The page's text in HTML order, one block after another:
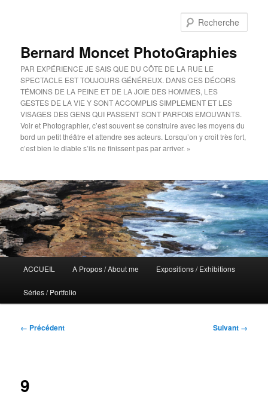
Bernard Moncet PhotoGraphies
PAR EXPÉRIENCE JE SAIS QUE DU CÔTE DE LA RUE LE
SPECTACLE EST TOUJOURS GÉNÉREUX. DANS CES DÉCORS
TÉMOINS DE LA PEINE ET DE LA JOIE DES HOMMES, LES
GESTES DE LA VIE Y SONT ACCOMPLIS SIMPLEMENT ET LES
VISAGES DES GENS QUI PASSENT SONT PARFOIS EMOUVANTS.
Voir et Photographier, c’est souvent se construire avec les moyens du
bord un petit théâtre et attendre ses acteurs. Lorsqu’on y croit très fort,
c’est bien le diable s’ils ne finissent pas par arriver. »
principal
ACCUEIL A Propos / About me Expositions / Exhibitions
Séries / Portfolio
Navigation
← Précédent Suivant →
9